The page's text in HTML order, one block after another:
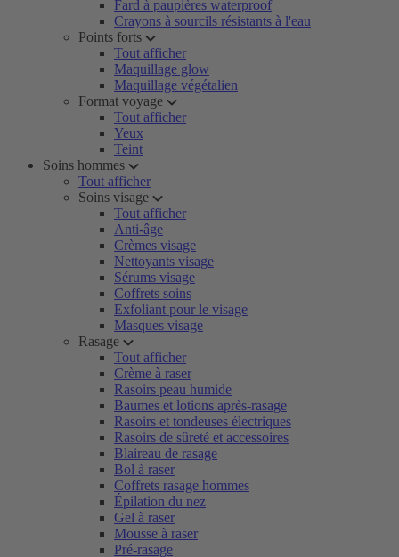
Fard à paupières waterproof
Crayons à sourcils résistants à l'eau
Points forts
Tout afficher
Maquillage glow
Maquillage végétalien
Format voyage
Tout afficher
Yeux
Teint
Soins hommes
Tout afficher
Soins visage
Tout afficher
Anti-âge
Crèmes visage
Nettoyants visage
Sérums visage
Coffrets soins
Exfoliant pour le visage
Masques visage
Rasage
Tout afficher
Crème à raser
Rasoirs peau humide
Baumes et lotions après-rasage
Rasoirs et tondeuses électriques
Rasoirs de sûreté et accessoires
Blaireau de rasage
Bol à raser
Coffrets rasage hommes
Épilation du nez
Gel à raser
Mousse à raser
Pré-rasage